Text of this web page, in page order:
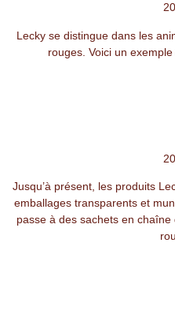
Lecky se distingue dans les
rouges. Voici un
Jusqu’à présent, les produits
emballages transparents et
passe à des sachets en